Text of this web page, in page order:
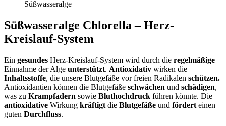
Süßwasseralge
Süßwasseralge Chlorella – Herz-
Kreislauf-System
Ein gesundes Herz-Kreislauf-System wird durch die regelmäßige
Einnahme der Alge unterstützt. Antioxidativ wirken die
Inhaltsstoffe, die unsere Blutgefäße vor freien Radikalen schützen.
Antioxidantien können die Blutgefäße schwächen und schädigen,
was zu Krampfadern sowie Bluthochdruck führen könnte. Die
antioxidative Wirkung kräftigt die Blutgefäße und fördert einen
guten Durchfluss.